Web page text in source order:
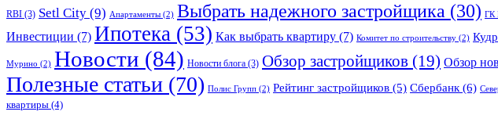
RBI (3) Setl City (9) Апартаменты (2) Выбрать надежного застройщика (30) ГК
Инвестиции (7) Ипотека (53) Как выбрать квартиру (7) Комитет по строительству (2)
Мурино (2) Новости (84) Новости блога (3) Обзор застройщиков (19) Обзор
Полезные статьи (70) Полис Групп (2) Рейтинг застройщиков (5) Сбербанк (6)
квартиры (4)